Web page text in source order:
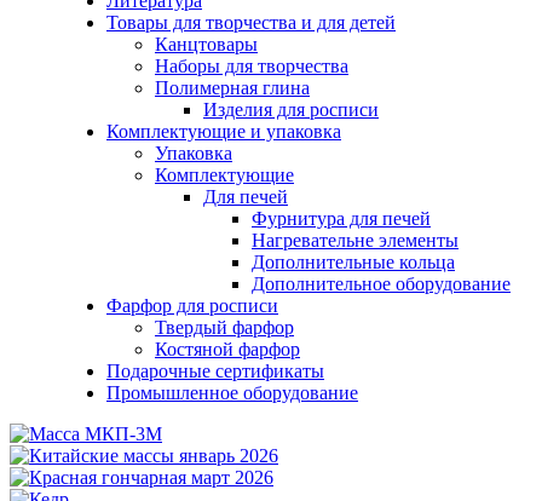
Товары для творчества и для детей
Канцтовары
Наборы для творчества
Полимерная глина
Изделия для росписи
Комплектующие и упаковка
Упаковка
Комплектующие
Для печей
Фурнитура для печей
Нагревательне элементы
Дополнительные кольца
Дополнительное оборудование
Фарфор для росписи
Твердый фарфор
Костяной фарфор
Подарочные сертификаты
Промышленное оборудование